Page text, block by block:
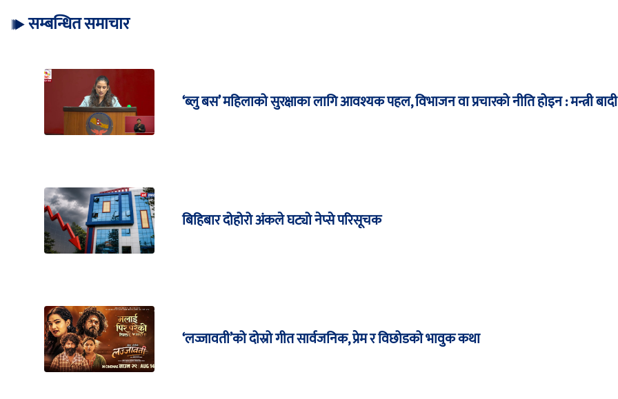
सम्बन्धित समाचार
‘ब्लु बस’ महिलाको सुरक्षाका लागि आवश्यक पहल, विभाजन वा प्रचारको नीति होइन : मन्त्री बादी
बिहिबार दोहोरो अंकले घट्यो नेप्से परिसूचक
‘लज्जावती’को दोस्रो गीत सार्वजनिक, प्रेम र विछोडको भावुक कथा